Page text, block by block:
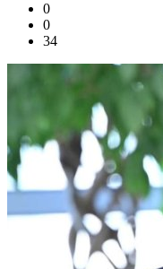
0
0
34